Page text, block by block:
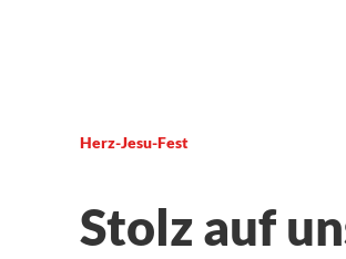
Herz-Jesu-Fest
Stolz auf